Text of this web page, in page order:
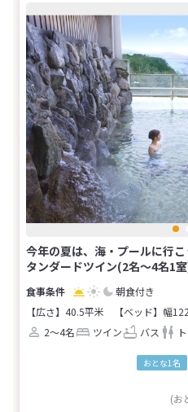
今年の夏は、海・プールに行
タンダードツイン(2名～4名1
朝食付き
【広さ】40.5平米
【ベッド】幅
2～4名
ツイン バス
おとな1名
(お